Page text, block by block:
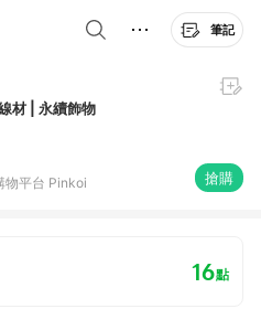
筆記
材 | 永續飾物
物平台 Pinkoi 搶購
16點